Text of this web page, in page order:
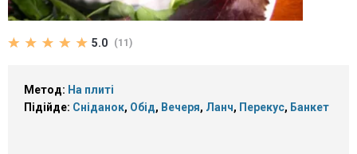
5.0 (11)
Метод: На плиті
Підійде: Сніданок, Обід, Вечеря, Ланч, Перекус, Банкет